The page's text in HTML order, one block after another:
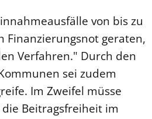
von bis zu
Finanzierungsnot geraten,
Verfahren." Durch den
sei zudem
Im Zweifel müsse
Beitragsfreiheit im